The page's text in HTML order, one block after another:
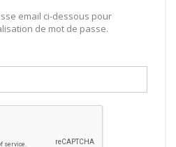
email ci-dessous pour
de mot de passe.